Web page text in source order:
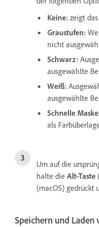
Keine: zeigt
Graustufen:
nicht
Schwarz:
ausgewählte
Weiß:
ausgewählte
Schnelle Maske
als
Um auf die
halte die Alt-Taste
(macOS) gedrückt
Speichern und Laden